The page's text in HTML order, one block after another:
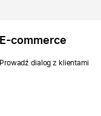
E-commerce
Prowadź dialog z klientami